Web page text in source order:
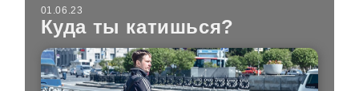
01.06.23
Куда ты катишься?